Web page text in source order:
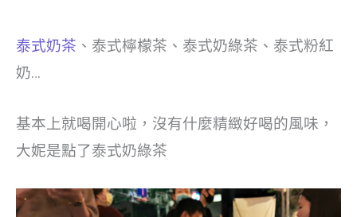
泰式奶茶 、泰式檸檬茶、泰式奶綠茶、泰式粉紅
奶…
基本上就喝開心啦，沒有什麼精緻好喝的風味，
大妮是點了泰式奶綠茶